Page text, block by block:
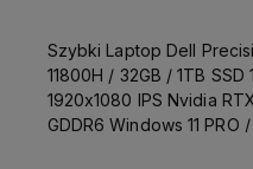
Szybki Laptop Dell
11800H / 32GB / 1TB SSD
1920x1080 IPS Nvidia
GDDR6 Windows 11